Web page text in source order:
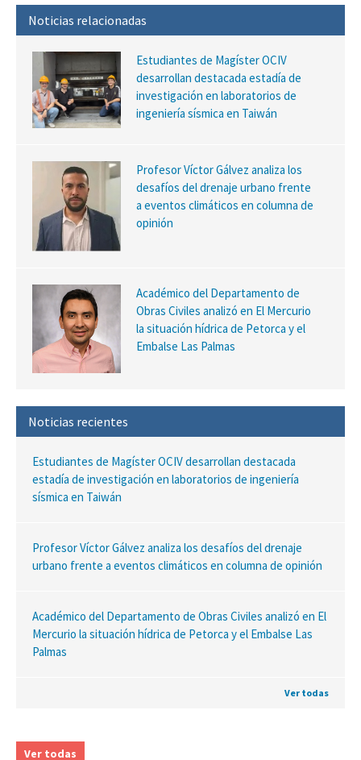
Noticias relacionadas
Estudiantes de Magíster OCIV
desarrollan destacada estadía de
investigación en laboratorios de
ingeniería sísmica en Taiwán
Profesor Víctor Gálvez analiza los
desafíos del drenaje urbano frente
a eventos climáticos en columna de
opinión
Académico del Departamento de
Obras Civiles analizó en El Mercurio
la situación hídrica de Petorca y el
Embalse Las Palmas
Noticias recientes
Estudiantes de Magíster OCIV desarrollan destacada
estadía de investigación en laboratorios de ingeniería
sísmica en Taiwán
Profesor Víctor Gálvez analiza los desafíos del drenaje
urbano frente a eventos climáticos en columna de opinión
Académico del Departamento de Obras Civiles analizó en El
Mercurio la situación hídrica de Petorca y el Embalse Las
Palmas
Ver todas
Ver todas